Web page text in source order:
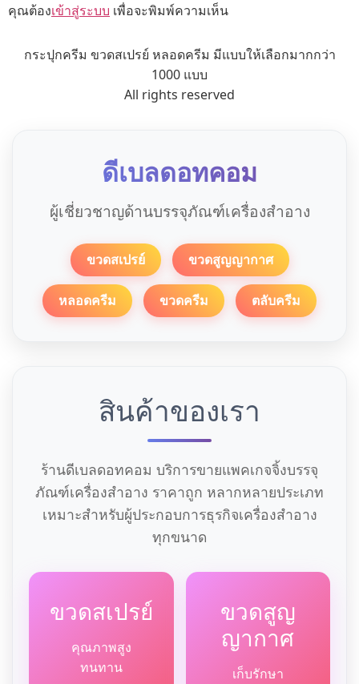
คุณต้องเข้าสู่ระบบ เพื่อจะพิมพ์ความเห็น
กระปุกครีม ขวดสเปรย์ หลอดครีม มีแบบให้เลือกมากกว่า
1000 แบบ
All rights reserved
ดีเบลดอทคอม
ผู้เชี่ยวชาญด้านบรรจุภัณฑ์เครื่องสำอาง
ขวดสเปรย์ ขวดสูญญากาศ
หลอดครีม ขวดครีม ตลับครีม
สินค้าของเรา
ร้านดีเบลดอทคอม บริการขายแพคเกจจิ้งบรรจุ
ภัณฑ์เครื่องสำอาง ราคาถูก หลากหลายประเภท
เหมาะสำหรับผู้ประกอบการธุรกิจเครื่องสำอาง
ทุกขนาด
ขวดสเปรย์
คุณภาพสูง
ทนทาน
ขวดสูญ
ญากาศ
เก็บรักษา